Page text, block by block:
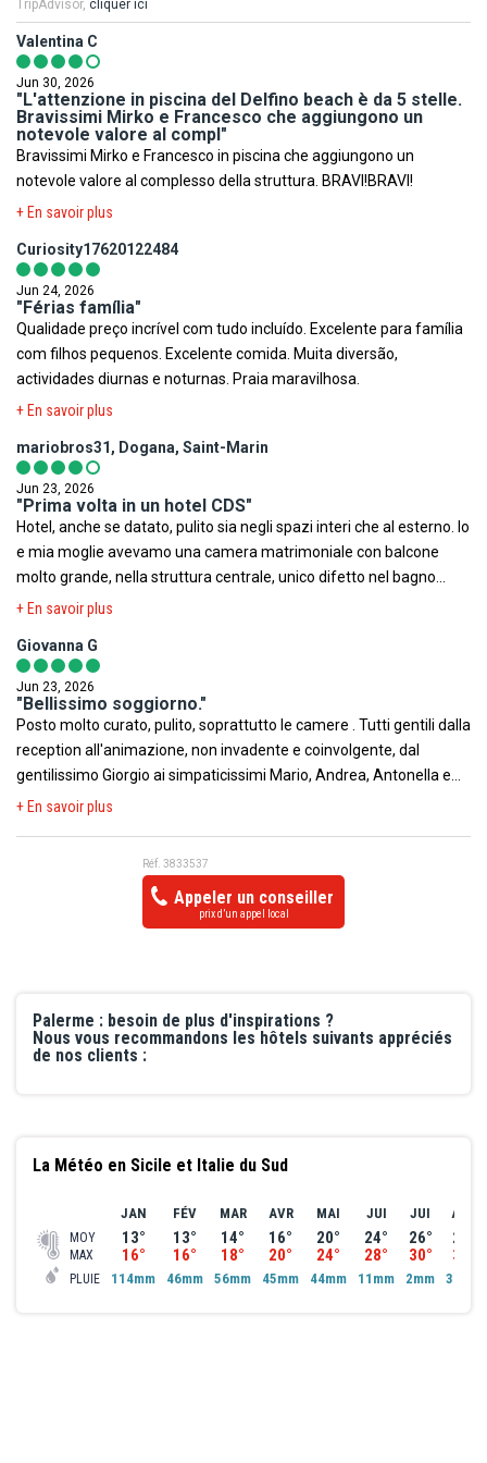
PRÉCISION DESCRIPTIF
Les photos utilisées pour présenter les hôtels et la destination le
sont à titre indicatif et non-contractuel. Concernant votre
logement, l'hôtel offre différentes configurations et décorations.
La chambre allouée lors de votre arrivée pourra être ainsi
différente de celle figurant en photo sur le présent descriptif.
Votre séjour est assuré par le tour opérateur suivant :
FRAM
La situation climatique, politique, sanitaire, réglementaire de
préavis nous vous invitons à consulter avant votre départ les sites
Internet suivants afin de prendre connaissance des éventuelles
restrictions, obligations ou tout simplement des informations
relatives à votre destination.
Ministère de la Santé,Institut de veille sanitaire,Méteo France
Voyage,Ministère des Affaires Etrangères
Toutefois il est rappelé qu'aucune région du monde ni aucun pays
ne peuvent être considérés comme étant à l'abri du risque
terroriste.
TripAdvisor, cliquer ici
Valentina C
Jun 30, 2026
"L'attenzione in piscina del Delfino beach è da 5 stelle.
Bravissimi Mirko e Francesco che aggiungono un
notevole valore al compl"
Bravissimi Mirko e Francesco in piscina che aggiungono un
notevole valore al complesso della struttura. BRAVI!BRAVI!
+ En savoir plus
Curiosity17620122484
Jun 24, 2026
"Férias família"
Qualidade preço incrível com tudo incluído. Excelente para família
com filhos pequenos. Excelente comida. Muita diversão,
actividades diurnas e noturnas. Praia maravilhosa.
+ En savoir plus
mariobros31, Dogana, Saint-Marin
Jun 23, 2026
"Prima volta in un hotel CDS"
Hotel, anche se datato, pulito sia negli spazi interi che al esterno. Io
e mia moglie avevamo una camera matrimoniale con balcone
molto grande, nella struttura centrale, unico difetto nel bagno
c'era la doccia dentro la vasca abbastanza scomoda. Il personale
informazioni sulle escursioni. Al ristorante si mangia bene con
dolci serali veramente buoni. Molto bella la piscina attrezzata con
lettini ed ombrelloni. Spiaggia distante circa 300 mt di sabbia fine.
Mare degradante con acqua trasparente. Animazione composta
principalmente da ragazzi giovani alla prima esperienza, molto
brava la cantante del piano bar. Marsala dista circa 6 km e se ci si
vuole spostare é utile avere un auto. Nel complesso un ottimo
+ En savoir plus
Giovanna G
Jun 23, 2026
"Bellissimo soggiorno."
Posto molto curato, pulito, soprattutto le camere . Tutti gentili dalla
reception all'animazione, non invadente e coinvolgente, dal
gentilissimo Giorgio ai simpaticissimi Mario, Andrea, Antonella e
Sofia. Ottimo cibo non di massa, ottima la formula all inclusive.
+ En savoir plus
Réf. 3833537
Appeler un conseiller
prix d’un appel local
Palerme : besoin de plus d'inspirations ?
Nous vous recommandons les hôtels suivants appréciés
de nos clients :
La Météo en Sicile et Italie du Sud
MOY
MAX
PLUIE
JAN
13°
16°
114mm
FÉV
13°
16°
46mm
MAR
14°
18°
56mm
AVR
16°
20°
45mm
MAI
20°
24°
44mm
JUI
24°
28°
11mm
JUI
26°
30°
2mm
AOÛ
27°
31°
37mm